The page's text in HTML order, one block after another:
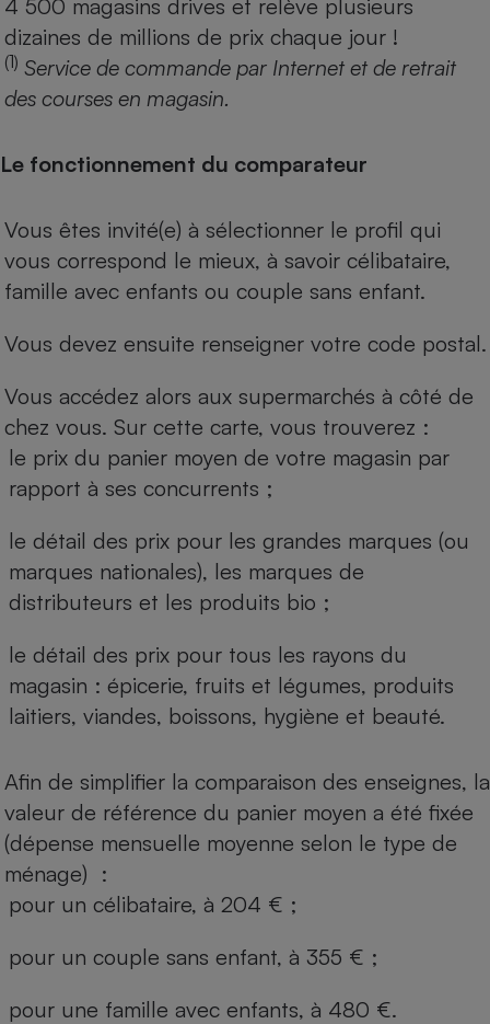
4 500 magasins drives et relève plusieurs
dizaines de millions de prix chaque jour !
(1) Service de commande par Internet et de retrait
des courses en magasin.
Le fonctionnement du comparateur
Vous êtes invité(e) à sélectionner le profil qui
vous correspond le mieux, à savoir célibataire,
famille avec enfants ou couple sans enfant.
Vous devez ensuite renseigner votre code postal.
Vous accédez alors aux supermarchés à côté de
chez vous. Sur cette carte, vous trouverez :
le prix du panier moyen de votre magasin par
rapport à ses concurrents ;
le détail des prix pour les grandes marques (ou
marques nationales), les marques de
distributeurs et les produits bio ;
le détail des prix pour tous les rayons du
magasin : épicerie, fruits et légumes, produits
laitiers, viandes, boissons, hygiène et beauté.
Afin de simplifier la comparaison des enseignes, la
valeur de référence du panier moyen a été fixée
(dépense mensuelle moyenne selon le type de
ménage) :
pour un célibataire, à 204 € ;
pour un couple sans enfant, à 355 € ;
pour une famille avec enfants, à 480 €.